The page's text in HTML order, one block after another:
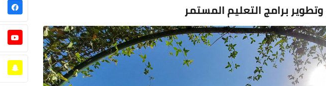
برامج التعليم المستمر